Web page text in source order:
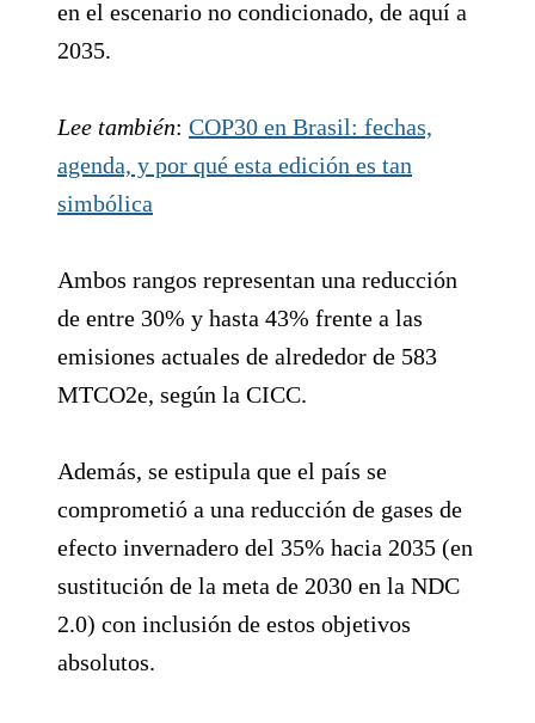
en el escenario no condicionado, de aquí a
2035.
Lee también: COP30 en Brasil: fechas,
agenda, y por qué esta edición es tan
simbólica
Ambos rangos representan una reducción
de entre 30% y hasta 43% frente a las
emisiones actuales de alrededor de 583
MTCO2e, según la CICC.
Además, se estipula que el país se
comprometió a una reducción de gases de
efecto invernadero del 35% hacia 2035 (en
sustitución de la meta de 2030 en la NDC
2.0) con inclusión de estos objetivos
absolutos.